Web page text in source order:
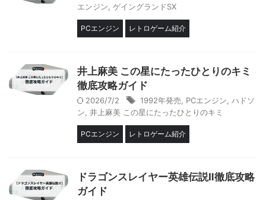
エンジン ゲイングランドSX
PCエンジン レトロゲーム紹介
井上麻美 この星にたったひとりのキミ
徹底攻略ガイド
2026/7/2 1992年発売 PCエンジン ハドソ
ン 井上麻美 この星にたったひとりのキミ
PCエンジン レトロゲーム紹介
ドラゴンスレイヤー英雄伝説Ⅱ徹底攻略
ガイド